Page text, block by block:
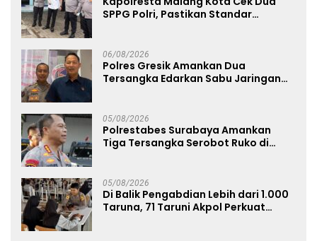
SPPG Polri, Pastikan Standar
06/08/2026
Polres Gresik Amankan Dua
Tersangka Edarkan Sabu Jaringan
05/08/2026
Polrestabes Surabaya Amankan
Tiga Tersangka Serobot Ruko di
05/08/2026
Di Balik Pengabdian Lebih dari 1.000
Taruna, 71 Taruni Akpol Perkuat